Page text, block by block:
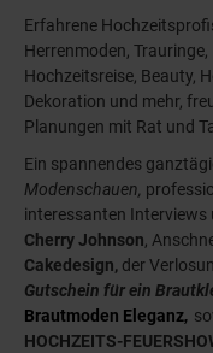
Erfahrene
Herrenmoden,
Hochzeitsreise, Beauty,
Dekoration und mehr,
Planungen mit Rat und
Ein spannendes
Modenschauen,
interessanten Interviews
Cherry Johnson,
Cakedesign, der
Gutschein für ein
Brautmoden Eleganz,
HOCHZEITS-